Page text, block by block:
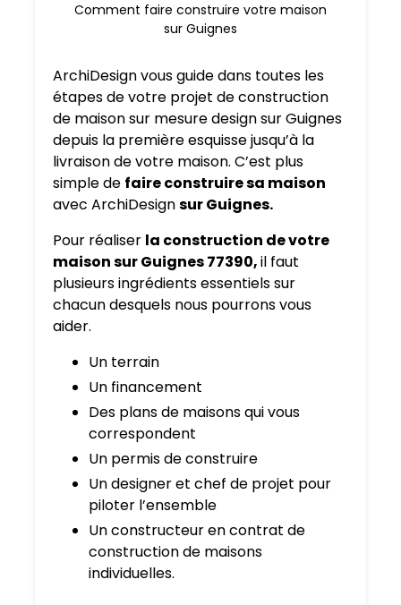
Comment faire construire votre maison
sur Guignes
ArchiDesign vous guide dans toutes les
étapes de votre projet de construction
de maison sur mesure design sur Guignes
depuis la première esquisse jusqu’à la
livraison de votre maison. C’est plus
simple de faire construire sa maison
avec ArchiDesignsur Guignes.
Pour réaliser la construction de votre
maison sur Guignes 77390,il faut
plusieurs ingrédients essentiels sur
chacun desquels nous pourrons vous
aider.
Un terrain
Un financement
Des plans de maisons qui vous
correspondent
Un permis de construire
Un designer et chef de projet pour
piloter l’ensemble
Un constructeur en contrat de
construction de maisons
individuelles.